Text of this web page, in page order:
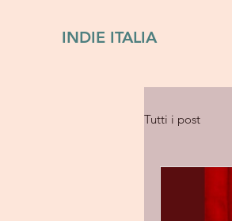
INDIE ITALIA
Tutti i post